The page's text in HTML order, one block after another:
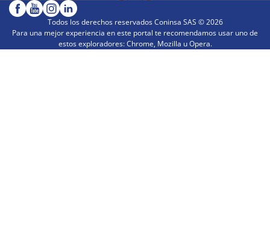
Todos los derechos reservados Coninsa SAS ©2026
Para una mejor experiencia en este portal te recomendamos usar uno de
estos exploradores: Chrome, Mozilla u Opera.